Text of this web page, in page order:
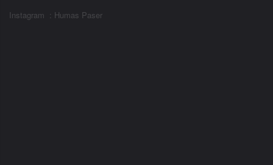
Instagram : Humas Paser